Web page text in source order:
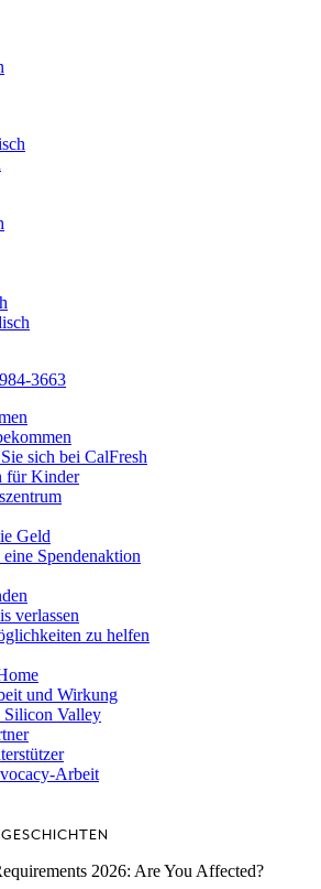
3663
sich bei CalFresh
für Kinder
Geld
eine Spendenaktion
verlassen
zu helfen
und Wirkung
Valley
Arbeit
2026: Are You Affected?